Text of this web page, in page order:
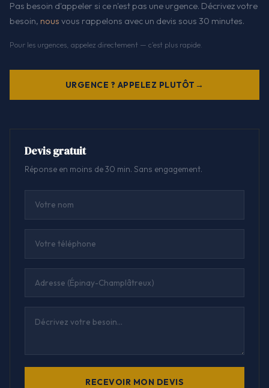
Pas besoin d'appeler si ce n'est pas une urgence. Décrivez votre
besoin, nous vous rappelons avec un devis sous 30 minutes.
Pour les urgences, appelez directement — c'est plus rapide.
URGENCE ? APPELEZ PLUTÔT
Devis gratuit
Réponse en moins de 30 min. Sans engagement.
RECEVOIR MON DEVIS